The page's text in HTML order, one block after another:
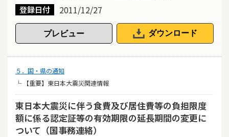
登録日付 2011/12/27
ダウンロード
５．国・県の通知
└ 【重要】東日本大震災関連情報
東日本大震災に伴う食費及び居住費等の負担限度
額に係る認定証等の有効期限の延長期間の変更に
ついて（国事務連絡）